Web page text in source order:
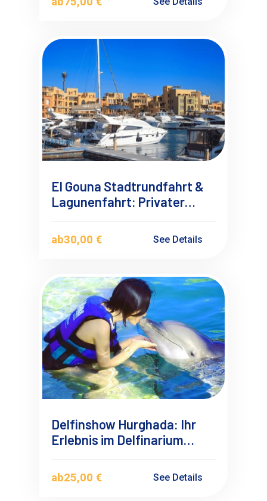
El Gouna Stadtrundfahrt &
Lagunenfahrt: Privater
ab30,00 € See Details
Delfinshow Hurghada: Ihr
Erlebnis im Delfinarium
ab25,00 € See Details